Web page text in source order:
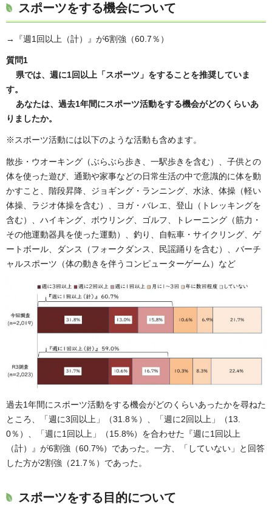
スポーツをする機会について
→『週1回以上（計）』が6割強（60.7％）
質問1
県では、週に1回以上「スポーツ」をすることを推奨していま
す。
あなたは、過去1年間にスポーツ活動をする機会がどのくらいあ
りましたか。
※スポーツ活動には以下のような活動も含めます。
散歩・ウオーキング（ぶらぶら歩き、一駅歩きを含む）、子供との
体を使った遊び、通勤や家事などの日常生活の中で意識的に体を動
かすこと、階段昇降、ジョギング・ランニング、水泳、体操（軽い
体操、ラジオ体操を含む）、ヨガ・バレエ、登山（トレッキングを
含む）、ハイキング、ボウリング、ゴルフ、トレーニング（筋力・
その他運動器具を使った運動）、釣り、自転車・サイクリング、ゲ
ートボール、ダンス（フォークダンス、民謡踊りを含む）、バーチ
ャルスポーツ（体の動きを伴うコンピューターゲーム）など
過去1年間にスポーツ活動をする機会がどのくらいあったかを尋ねた
ところ、「週に3回以上」（31.8％）、「週に2回以上」（13.
0％）、「週に1回以上」（15.8%）を合わせた『週に1回以上
（計）』が6割強（60.7%）であった。一方、「していない」と回答
した方が2割強（21.7％）であった。
スポーツをする目的について